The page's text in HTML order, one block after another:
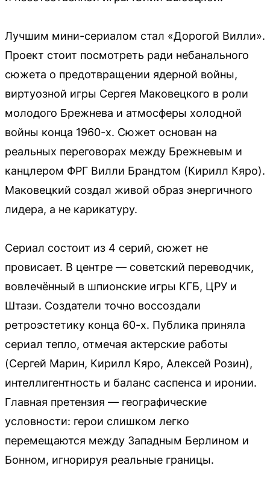
Лучшим мини-сериалом стал «Дорогой Вилли».
Проект стоит посмотреть ради небанального
сюжета о предотвращении ядерной войны,
виртуозной игры Сергея Маковецкого в роли
молодого Брежнева и атмосферы холодной
войны конца 1960-х. Сюжет основан на
реальных переговорах между Брежневым и
канцлером ФРГ Вилли Брандтом (Кирилл Кяро).
Маковецкий создал живой образ энергичного
лидера, а не карикатуру.
Сериал состоит из 4 серий, сюжет не
провисает. В центре — советский переводчик,
вовлечённый в шпионские игры КГБ, ЦРУ и
Штази. Создатели точно воссоздали
ретроэстетику конца 60-х. Публика приняла
сериал тепло, отмечая актерские работы
(Сергей Марин, Кирилл Кяро, Алексей Розин),
интеллигентность и баланс саспенса и иронии.
Главная претензия — географические
условности: герои слишком легко
перемещаются между Западным Берлином и
Бонном, игнорируя реальные границы.